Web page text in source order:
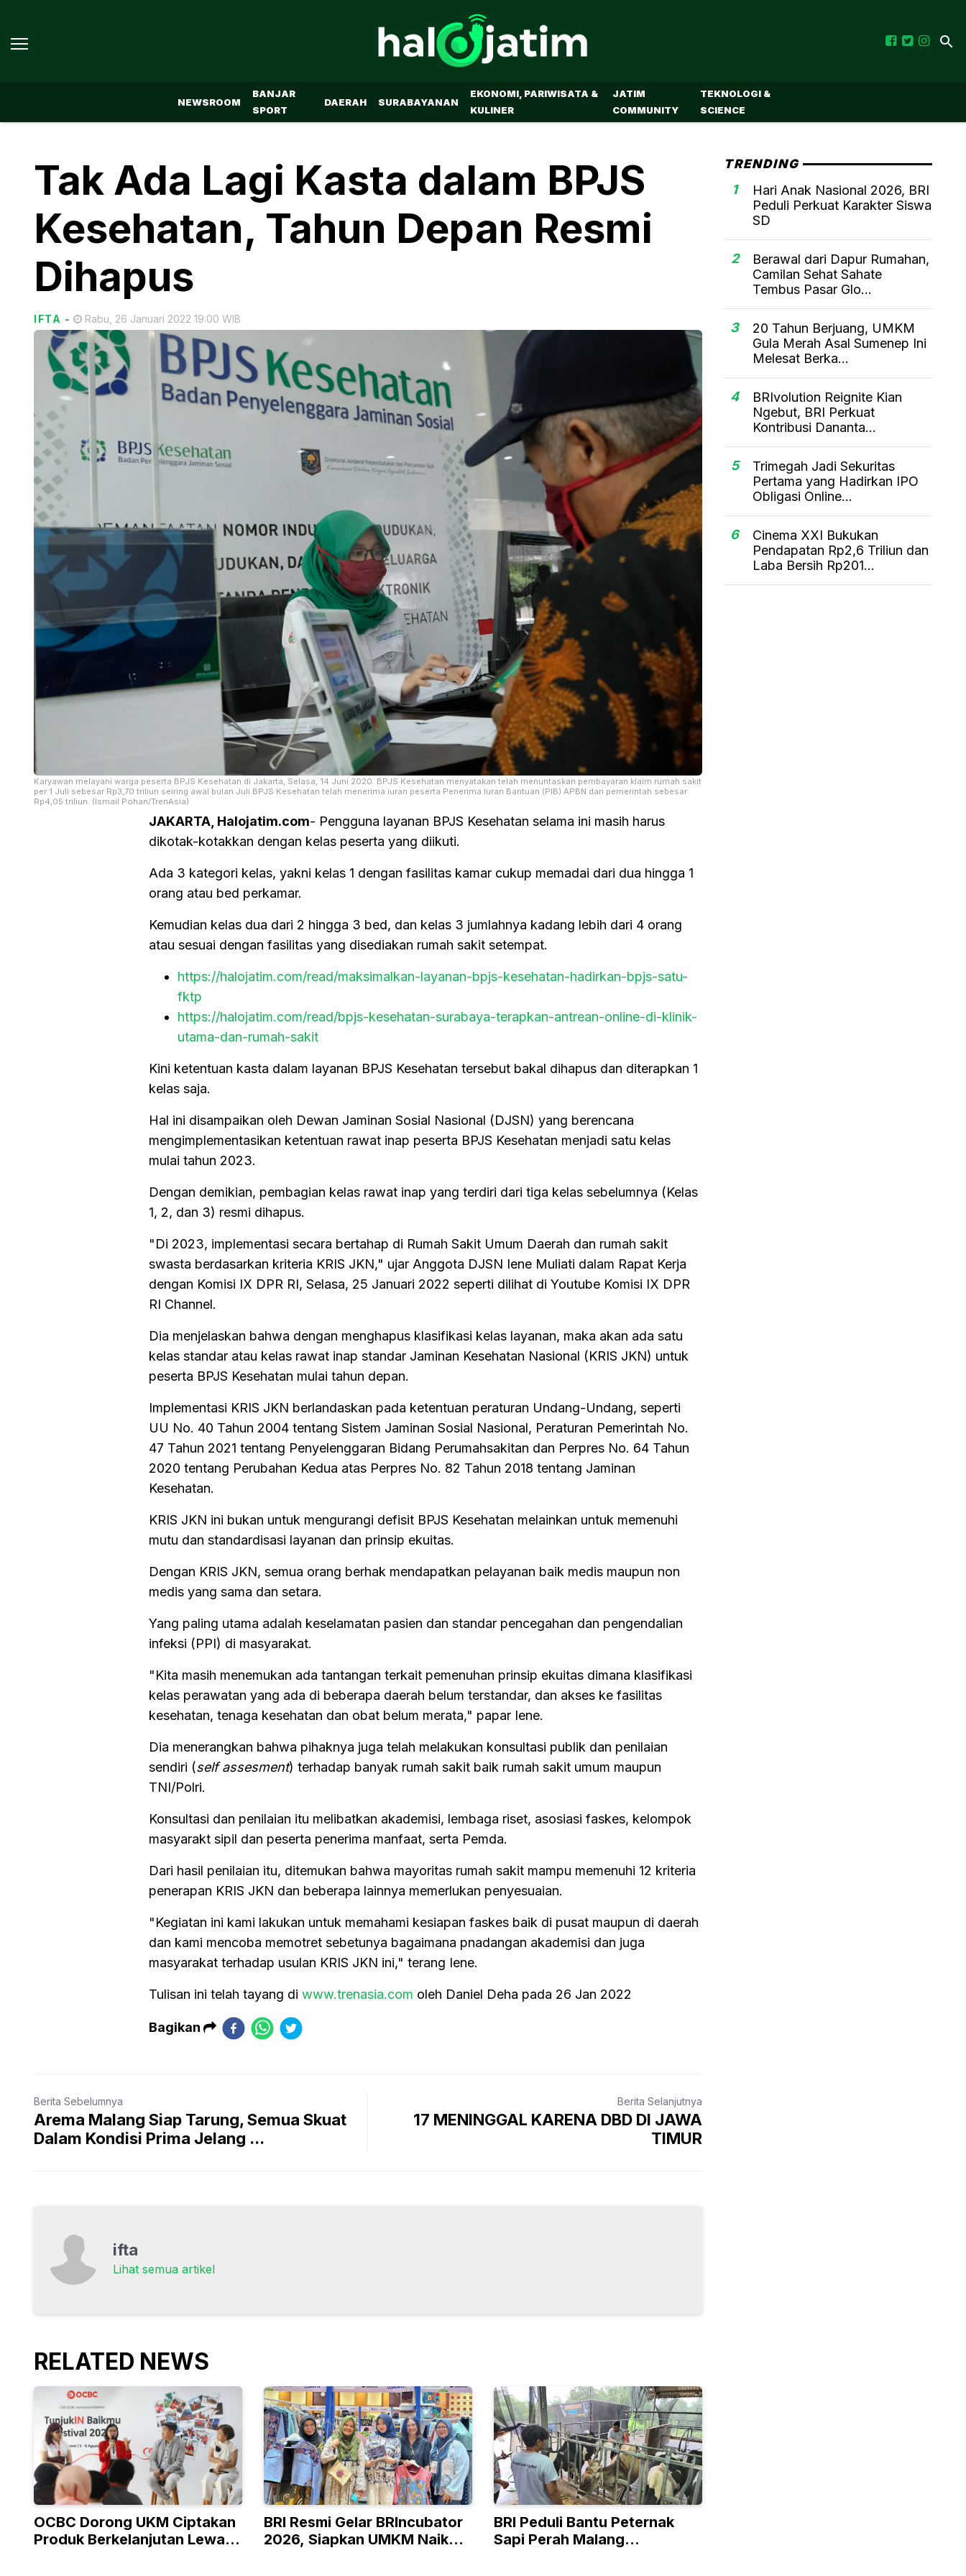
NEWSROOM
BANJAR
SPORT
DAERAH SURABAYANAN
EKONOMI, PARIWISATA &
KULINER
JATIM
COMMUNITY
TEKNOLOGI &
SCIENCE
Tak Ada Lagi Kasta dalam BPJS
Kesehatan, Tahun Depan Resmi
Dihapus
IFTA - Rabu, 26 Januari 2022 19:00 WIB
Karyawan melayani warga peserta BPJS Kesehatan di Jakarta, Selasa, 14 Juni 2020. BPJS Kesehatan menyatakan telah menuntaskan pembayaran klaim rumah sakit
per 1 Juli sebesar Rp3,70 triliun seiring awal bulan Juli BPJS Kesehatan telah menerima iuran peserta Penerima Iuran Bantuan (PIB) APBN dari pemerintah sebesar
Rp4,05 triliun. (Ismail Pohan/TrenAsia)
JAKARTA, Halojatim.com- Pengguna layanan BPJS Kesehatan selama ini masih harus
dikotak-kotakkan dengan kelas peserta yang diikuti.
Ada 3 kategori kelas, yakni kelas 1 dengan fasilitas kamar cukup memadai dari dua hingga 1
orang atau bed perkamar.
Kemudian kelas dua dari 2 hingga 3 bed, dan kelas 3 jumlahnya kadang lebih dari 4 orang
atau sesuai dengan fasilitas yang disediakan rumah sakit setempat.
https://halojatim.com/read/maksimalkan-layanan-bpjs-kesehatan-hadirkan-bpjs-satu-
fktp
https://halojatim.com/read/bpjs-kesehatan-surabaya-terapkan-antrean-online-di-klinik-
utama-dan-rumah-sakit
Kini ketentuan kasta dalam layanan BPJS Kesehatan tersebut bakal dihapus dan diterapkan 1
kelas saja.
Hal ini disampaikan oleh Dewan Jaminan Sosial Nasional (DJSN) yang berencana
mengimplementasikan ketentuan rawat inap peserta BPJS Kesehatan menjadi satu kelas
mulai tahun 2023.
Dengan demikian, pembagian kelas rawat inap yang terdiri dari tiga kelas sebelumnya (Kelas
1, 2, dan 3) resmi dihapus.
"Di 2023, implementasi secara bertahap di Rumah Sakit Umum Daerah dan rumah sakit
swasta berdasarkan kriteria KRIS JKN," ujar Anggota DJSN Iene Muliati dalam Rapat Kerja
dengan Komisi IX DPR RI, Selasa, 25 Januari 2022 seperti dilihat di Youtube Komisi IX DPR
RI Channel.
Dia menjelaskan bahwa dengan menghapus klasifikasi kelas layanan, maka akan ada satu
kelas standar atau kelas rawat inap standar Jaminan Kesehatan Nasional (KRIS JKN) untuk
peserta BPJS Kesehatan mulai tahun depan.
Implementasi KRIS JKN berlandaskan pada ketentuan peraturan Undang-Undang, seperti
UU No. 40 Tahun 2004 tentang Sistem Jaminan Sosial Nasional, Peraturan Pemerintah No.
47 Tahun 2021 tentang Penyelenggaran Bidang Perumahsakitan dan Perpres No. 64 Tahun
2020 tentang Perubahan Kedua atas Perpres No. 82 Tahun 2018 tentang Jaminan
Kesehatan.
KRIS JKN ini bukan untuk mengurangi defisit BPJS Kesehatan melainkan untuk memenuhi
mutu dan standardisasi layanan dan prinsip ekuitas.
Dengan KRIS JKN, semua orang berhak mendapatkan pelayanan baik medis maupun non
medis yang sama dan setara.
Yang paling utama adalah keselamatan pasien dan standar pencegahan dan pengendalian
infeksi (PPI) di masyarakat.
"Kita masih menemukan ada tantangan terkait pemenuhan prinsip ekuitas dimana klasifikasi
kelas perawatan yang ada di beberapa daerah belum terstandar, dan akses ke fasilitas
kesehatan, tenaga kesehatan dan obat belum merata," papar Iene.
Dia menerangkan bahwa pihaknya juga telah melakukan konsultasi publik dan penilaian
sendiri (self assesment) terhadap banyak rumah sakit baik rumah sakit umum maupun
TNI/Polri.
Konsultasi dan penilaian itu melibatkan akademisi, lembaga riset, asosiasi faskes, kelompok
masyarakt sipil dan peserta penerima manfaat, serta Pemda.
Dari hasil penilaian itu, ditemukan bahwa mayoritas rumah sakit mampu memenuhi 12 kriteria
penerapan KRIS JKN dan beberapa lainnya memerlukan penyesuaian.
"Kegiatan ini kami lakukan untuk memahami kesiapan faskes baik di pusat maupun di daerah
dan kami mencoba memotret sebetunya bagaimana pnadangan akademisi dan juga
masyarakat terhadap usulan KRIS JKN ini," terang Iene.
Tulisan ini telah tayang di www.trenasia.com oleh Daniel Deha pada 26 Jan 2022
Bagikan
Berita Sebelumnya
Arema Malang Siap Tarung, Semua Skuat
Dalam Kondisi Prima Jelang ...
Berita Selanjutnya
17 MENINGGAL KARENA DBD DI JAWA
TIMUR
ifta
Lihat semua artikel
RELATED NEWS
OCBC Dorong UKM Ciptakan
Produk Berkelanjutan Lewat
BRI Resmi Gelar BRIncubator
2026, Siapkan UMKM Naik
BRI Peduli Bantu Peternak
Sapi Perah Malang
TRENDING
1
Hari Anak Nasional 2026, BRI
Peduli Perkuat Karakter Siswa
SD
2
Berawal dari Dapur Rumahan,
Camilan Sehat Sahate
Tembus Pasar Glo...
3
20 Tahun Berjuang, UMKM
Gula Merah Asal Sumenep Ini
Melesat Berka...
4
BRIvolution Reignite Kian
Ngebut, BRI Perkuat
Kontribusi Dananta...
5
Trimegah Jadi Sekuritas
Pertama yang Hadirkan IPO
Obligasi Online...
6
Cinema XXI Bukukan
Pendapatan Rp2,6 Triliun dan
Laba Bersih Rp201...